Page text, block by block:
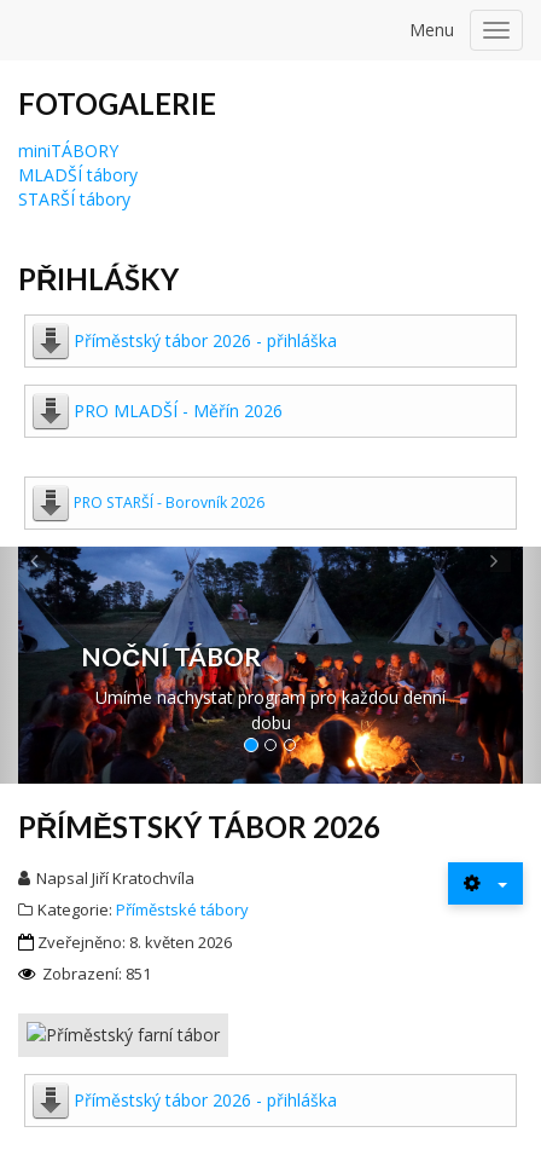
Menu
FOTOGALERIE
miniTÁBORY
MLADŠÍ tábory
STARŠÍ tábory
PŘIHLÁŠKY
Příměstský tábor 2026 - přihláška
PRO MLADŠÍ - Měřín 2026
PRO STARŠÍ - Borovník 2026
NOČNÍ TÁBOR
Umíme nachystat program pro každou denní
dobu
Previous
PŘÍMĚSTSKÝ TÁBOR 2026
NapsalJiří Kratochvíla
Kategorie: Příměstské tábory
Zveřejněno: 8. květen 2026
Zobrazení: 851
Příměstský tábor 2026 - přihláška